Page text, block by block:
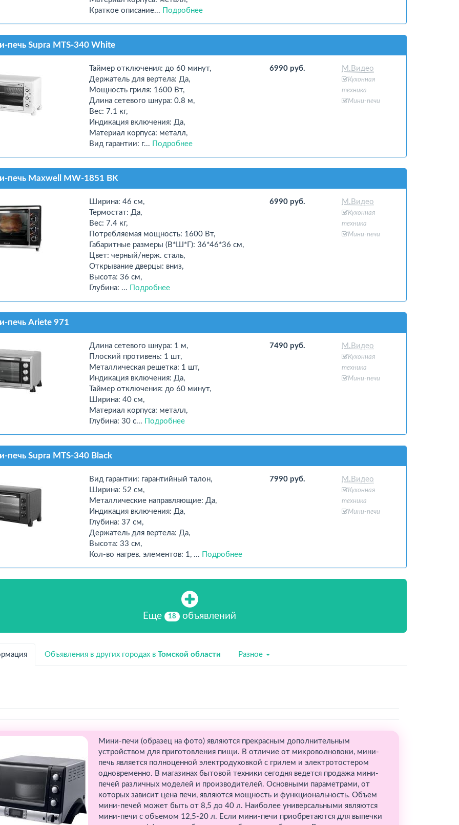
Краткое описание...
Подробнее
печь Supra MTS-340 White
Таймер отключения: до 60 минут,
Держатель для вертела: Да,
Мощность гриля: 1600 Вт,
Длина сетевого шнура: 0.8 м,
Вес: 7.1 кг,
Индикация включения: Да,
Материал корпуса: металл,
Вид гарантии: г...
Подробнее
6990 руб. М.Видео
Кухонная
техника
Мини-печи
печь Maxwell MW-1851 BK
Ширина: 46 см,
Термостат: Да,
Вес: 7.4 кг,
Потребляемая мощность: 1600 Вт,
Габаритные размеры (В*Ш*Г): 36*46*36 см,
Цвет: черный/нерж. сталь,
Открывание дверцы: вниз,
Высота: 36 см,
Глубина: ...
Подробнее
6990 руб. М.Видео
Кухонная
техника
Мини-печи
печь Ariete 971
Длина сетевого шнура: 1 м,
Плоский противень: 1 шт,
Металлическая решетка: 1 шт,
Индикация включения: Да,
Таймер отключения: до 60 минут,
Ширина: 40 см,
Материал корпуса: металл,
Глубина: 30 с...
Подробнее
7490 руб. М.Видео
Кухонная
техника
Мини-печи
печь Supra MTS-340 Black
Вид гарантии: гарантийный талон,
Ширина: 52 см,
Металлические направляющие: Да,
Индикация включения: Да,
Глубина: 37 см,
Держатель для вертела: Да,
Высота: 33 см,
Кол-во нагрев. элементов: 1, ...
Подробнее
7990 руб. М.Видео
Кухонная
техника
Мини-печи
Еще 18 объявлений
Объявления в других городах в Томской области Разное
Мини-печи (образец на фото) являются прекрасным дополнительным
устройством для приготовления пищи. В отличие от микроволновоки, мини-
печь является полноценной электродуховкой с грилем и электротостером
одновременно. В магазинах бытовой техники сегодня ведется продажа мини-
печей различных моделей и производителей. Основными параметрами, от
которых зависит цена печи, являются мощность и функциональность. Объем
мини-печей может быть от 8,5 до 40 л. Наиболее универсальными являются
мини-печи с объемом 12,5-20 л. Если мини-печи приобретаются для выпечки